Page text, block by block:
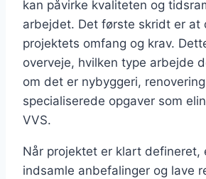
kan påvirke kvaliteten og
arbejdet. Det første skridt er at
projektets omfang og krav.
overveje, hvilken type arbejde
om det er nybyggeri,
specialiserede opgaver som
VVS.
Når projektet er klart defineret,
indsamle anbefalinger og lave